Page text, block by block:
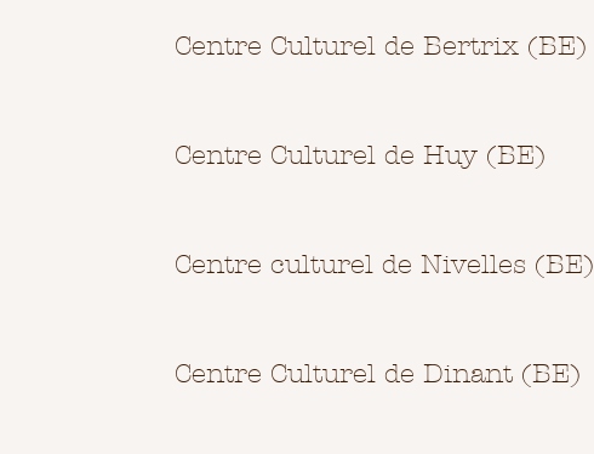
Centre Culturel de Bertrix (BE)
Centre Culturel de Huy (BE)
Centre culturel de Nivelles (BE)
Centre Culturel de Dinant (BE)